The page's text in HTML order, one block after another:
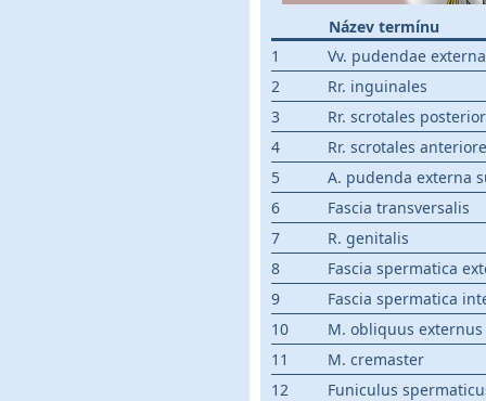
Název termínu
1
Vv. pudendae
2
Rr. inguinales
3
Rr. scrotales
4
Rr. scrotales
5
A. pudenda externa
6
Fascia transversalis
7
R. genitalis
8
Fascia spermatica
9
Fascia spermatica
10
M. obliquus
11
M. cremaster
12
Funiculus